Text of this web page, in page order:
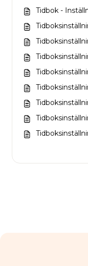
Tidbok -